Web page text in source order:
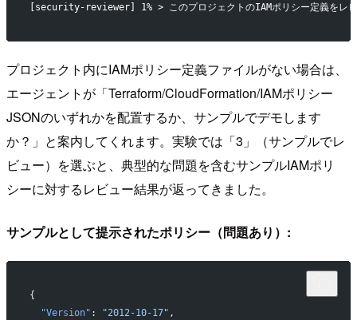
[security-reviewer] 1% > このプロジェクトのIAMポリシー定義をレビ
プロジェクト内にIAMポリシー定義ファイルがない場合は、
エージェントが「Terraform/CloudFormation/IAMポリシー
JSONのいずれかを配置するか、サンプルでデモします
か？」と案内してくれます。実験では「3」（サンプルでレ
ビュー）を選ぶと、典型的な問題を含むサンプルIAMポリ
シーに対するレビュー結果が返ってきました。
サンプルとして提示されたポリシー（問題あり）:
{
  "Version"
: "2012-10-17" ,